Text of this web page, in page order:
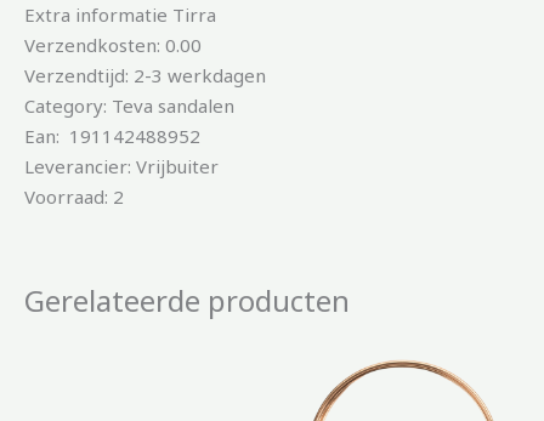
Extra informatie Tirra
Verzendkosten: 0.00
Verzendtijd: 2-3 werkdagen
Category: Teva sandalen
Ean: 191142488952
Leverancier: Vrijbuiter
Voorraad: 2
Gerelateerde producten